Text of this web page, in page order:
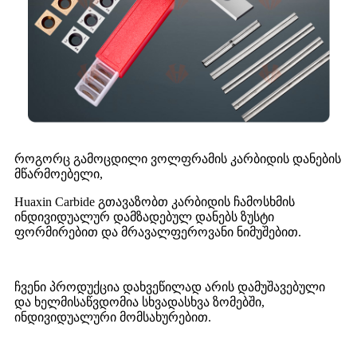
როგორც გამოცდილი ვოლფრამის კარბიდის დანების
მწარმოებელი,
Huaxin Carbide გთავაზობთ კარბიდის ჩამოსხმის
ინდივიდუალურ დამზადებულ დანებს ზუსტი
ფორმირებით და მრავალფეროვანი ნიმუშებით.
ჩვენი პროდუქცია დახვეწილად არის დამუშავებული
და ხელმისაწვდომია სხვადასხვა ზომებში,
ინდივიდუალური მომსახურებით.